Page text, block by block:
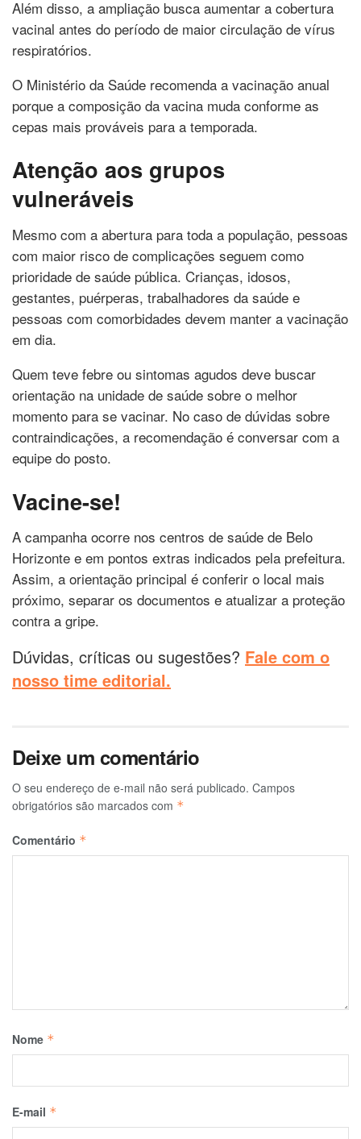
Além disso, a ampliação busca aumentar a cobertura
vacinal antes do período de maior circulação de vírus
respiratórios.
O Ministério da Saúde recomenda a vacinação anual
porque a composição da vacina muda conforme as
cepas mais prováveis para a temporada.
Atenção aos grupos
vulneráveis
Mesmo com a abertura para toda a população, pessoas
com maior risco de complicações seguem como
prioridade de saúde pública. Crianças, idosos,
gestantes, puérperas, trabalhadores da saúde e
pessoas com comorbidades devem manter a vacinação
em dia.
Quem teve febre ou sintomas agudos deve buscar
orientação na unidade de saúde sobre o melhor
momento para se vacinar. No caso de dúvidas sobre
contraindicações, a recomendação é conversar com a
equipe do posto.
Vacine-se!
A campanha ocorre nos centros de saúde de Belo
Horizonte e em pontos extras indicados pela prefeitura.
Assim, a orientação principal é conferir o local mais
próximo, separar os documentos e atualizar a proteção
contra a gripe.
Dúvidas, críticas ou sugestões? Fale com o
nosso time editorial.
Deixe um comentário
O seu endereço de e-mail não será publicado. Campos
obrigatórios são marcados com *
Comentário *
Nome *
E-mail *